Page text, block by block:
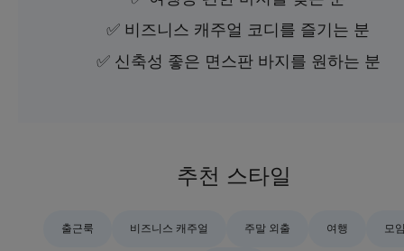
✅ 비즈니스 캐주얼 코디를 즐기는 분
✅ 신축성 좋은 면스판 바지를 원하는 분
추천 스타일
출근룩 비즈니스 캐주얼 주말 외출 여행 모